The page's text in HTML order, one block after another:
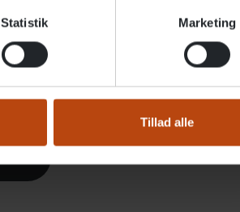
Statistik Marketing
Tillad alle
vi
metoder og tilgange er en